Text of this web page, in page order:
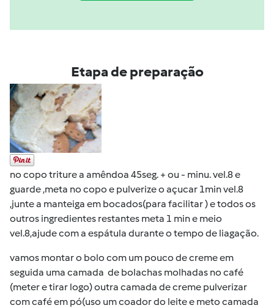
Etapa de preparação
no copo triture a amêndoa 45seg. + ou - minu. vel.8 e
guarde ,meta no copo e pulverize o açucar 1min vel.8
,junte a manteiga em bocados(para facilitar ) e todos os
outros ingredientes restantes meta 1 min e meio
vel.8,ajude com a espátula durante o tempo de liagação.
vamos montar o bolo com um pouco de creme em
seguida uma camada de bolachas molhadas no café
(meter e tirar logo) outra camada de creme pulverizar
com café em pó(uso um coador do leite e meto camada